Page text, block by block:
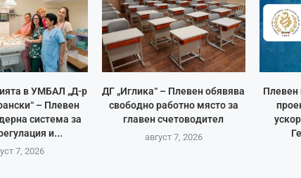
в УМБАЛ „Д-р
– Плевен
система за
и...
7, 2026
ДГ „Иглика“ – Плевен обявява
свободно работно място за
главен счетоводител
август 7, 2026
Плевен